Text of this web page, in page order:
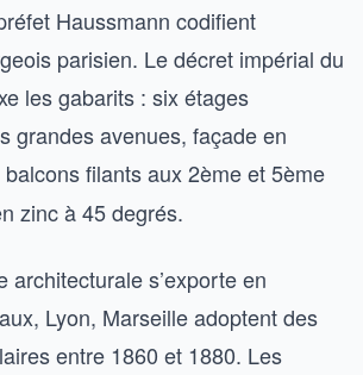
Haussmann codifient
parisien. Le décret impérial du
les gabarits : six étages
grandes avenues, façade en
balcons filants aux 2ème et 5ème
zinc à 45 degrés.
architecturale s’exporte en
Lyon, Marseille adoptent des
entre 1860 et 1880. Les